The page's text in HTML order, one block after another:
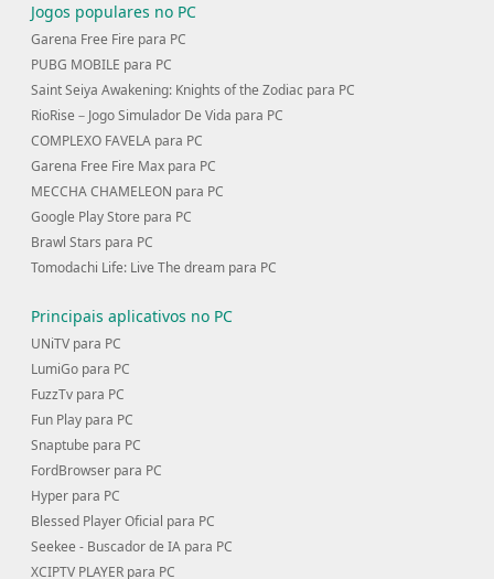
Jogos populares no PC
Garena Free Fire para PC
PUBG MOBILE para PC
Saint Seiya Awakening: Knights of the Zodiac para PC
RioRise－Jogo Simulador De Vida para PC
COMPLEXO FAVELA para PC
Garena Free Fire Max para PC
MECCHA CHAMELEON para PC
Google Play Store para PC
Brawl Stars para PC
Tomodachi Life: Live The dream para PC
Principais aplicativos no PC
UNiTV para PC
LumiGo para PC
FuzzTv para PC
Fun Play para PC
Snaptube para PC
FordBrowser para PC
Hyper para PC
Blessed Player Oficial para PC
Seekee - Buscador de IA para PC
XCIPTV PLAYER para PC